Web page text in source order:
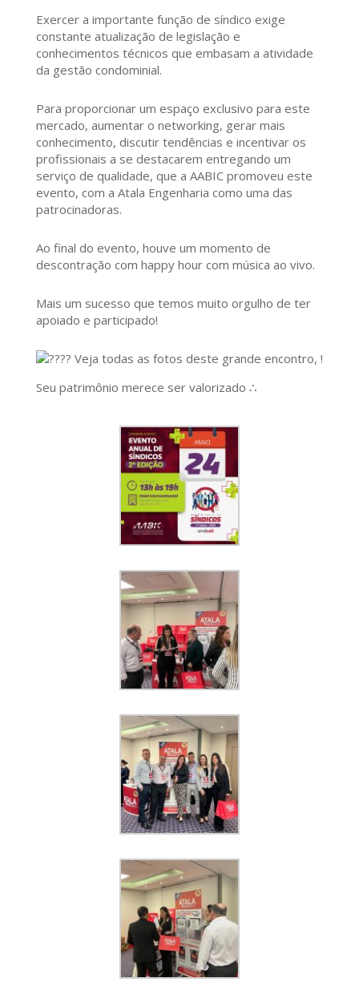
Exercer a importante função de síndico exige
constante atualização de legislação e
conhecimentos técnicos que embasam a atividade
da gestão condominial.
Para proporcionar um espaço exclusivo para este
mercado, aumentar o networking, gerar mais
conhecimento, discutir tendências e incentivar os
profissionais a se destacarem entregando um
serviço de qualidade, que a AABIC promoveu este
evento, com a Atala Engenharia como uma das
patrocinadoras.
Ao final do evento, houve um momento de
descontração com happy hour com música ao vivo.
Mais um sucesso que temos muito orgulho de ter
apoiado e participado!
Veja todas as fotos deste grande encontro, !
Seu patrimônio merece ser valorizado ∴